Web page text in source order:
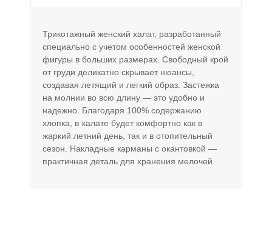
Трикотажный женский халат, разработанный
специально с учетом особенностей женской
фигуры в больших размерах. Свободный крой
от груди деликатно скрывает нюансы,
создавая летящий и легкий образ. Застежка
на молнии во всю длину — это удобно и
надежно. Благодаря 100% содержанию
хлопка, в халате будет комфортно как в
жаркий летний день, так и в отопительный
сезон. Накладные карманы с окантовкой —
практичная деталь для хранения мелочей.